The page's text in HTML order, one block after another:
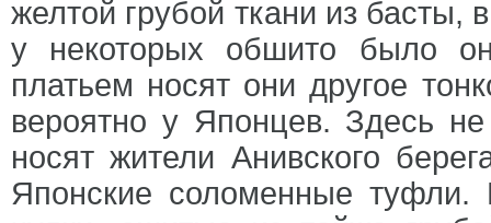
желтой грубой ткани из басты,
у некоторых обшито было
платьем носят они другое
вероятно у Японцев. Здесь
носят жители Анивского
Японские соломенные туфли.